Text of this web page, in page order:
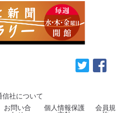
信社について
お問い合
個人情報保護
会員規